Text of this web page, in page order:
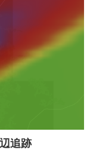
追跡